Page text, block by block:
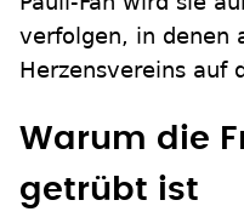
verfolgen, in denen
Herzensvereins auf
Warum die
getrübt ist